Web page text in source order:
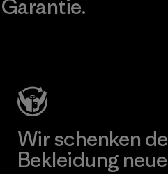
Garantie.
Wir schenken
Bekleidung